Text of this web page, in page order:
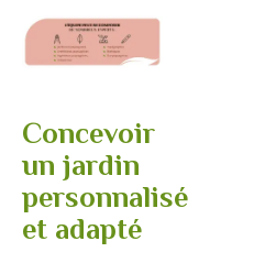
Concevoir
un jardin
personnalisé
et adapté